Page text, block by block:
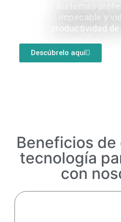
Sistemas
impecable y
productividad
Descúbrelo aquí
Beneficios
tecnología
con